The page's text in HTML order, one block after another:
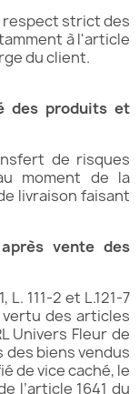
respect strict des
à l'article
du client.
des produits et
de risques
moment de la
livraison faisant
vente des
111-2 et L.121-7
des articles
Univers Fleur de
des biens vendus
de vice caché, le
l’article 1641 du